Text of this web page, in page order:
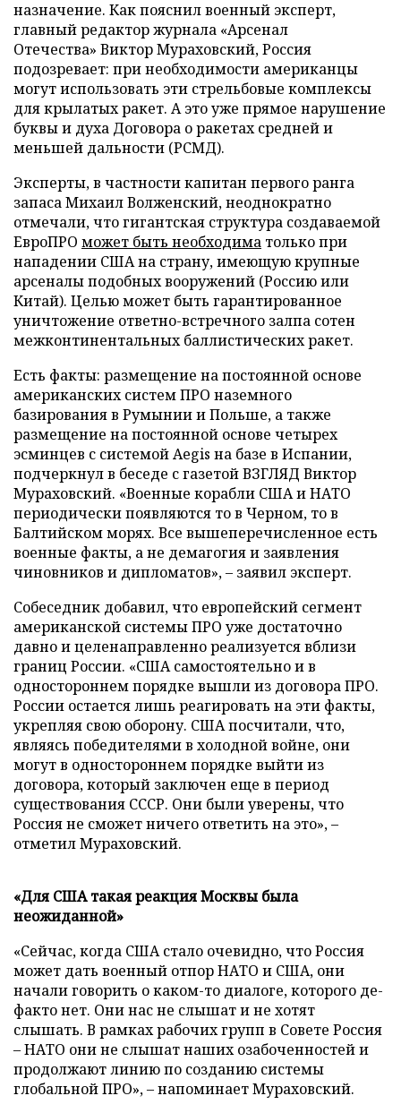
назначение. Как пояснил военный эксперт,
главный редактор журнала «Арсенал
Отечества» Виктор Мураховский, Россия
подозревает: при необходимости американцы
могут использовать эти стрельбовые комплексы
для крылатых ракет. А это уже прямое нарушение
буквы и духа Договора о ракетах средней и
меньшей дальности (РСМД).
Эксперты, в частности капитан первого ранга
запаса Михаил Волженский, неоднократно
отмечали, что гигантская структура создаваемой
ЕвроПРО может быть необходима только при
нападении США на страну, имеющую крупные
арсеналы подобных вооружений (Россию или
Китай). Целью может быть гарантированное
уничтожение ответно-встречного залпа сотен
межконтинентальных баллистических ракет.
Есть факты: размещение на постоянной основе
американских систем ПРО наземного
базирования в Румынии и Польше, а также
размещение на постоянной основе четырех
эсминцев с системой Aegis на базе в Испании,
подчеркнул в беседе с газетой ВЗГЛЯД Виктор
Мураховский. «Военные корабли США и НАТО
периодически появляются то в Черном, то в
Балтийском морях. Все вышеперечисленное есть
военные факты, а не демагогия и заявления
чиновников и дипломатов», – заявил эксперт.
Собеседник добавил, что европейский сегмент
американской системы ПРО уже достаточно
давно и целенаправленно реализуется вблизи
границ России. «США самостоятельно и в
одностороннем порядке вышли из договора ПРО.
России остается лишь реагировать на эти факты,
укрепляя свою оборону. США посчитали, что,
являясь победителями в холодной войне, они
могут в одностороннем порядке выйти из
договора, который заключен еще в период
существования СССР. Они были уверены, что
Россия не сможет ничего ответить на это», –
отметил Мураховский.
«Для США такая реакция Москвы была
неожиданной»
«Сейчас, когда США стало очевидно, что Россия
может дать военный отпор НАТО и США, они
начали говорить о каком-то диалоге, которого де-
факто нет. Они нас не слышат и не хотят
слышать. В рамках рабочих групп в Совете Россия
– НАТО они не слышат наших озабоченностей и
продолжают линию по созданию системы
глобальной ПРО», – напоминает Мураховский.